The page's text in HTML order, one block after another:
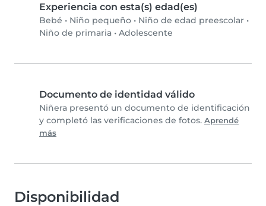
Experiencia con esta(s) edad(es)
Bebé • Niño pequeño • Niño de edad preescolar •
Niño de primaria • Adolescente
Documento de identidad válido
Niñera presentó un documento de identificación
y completó las verificaciones de fotos. Aprendé
más
Disponibilidad